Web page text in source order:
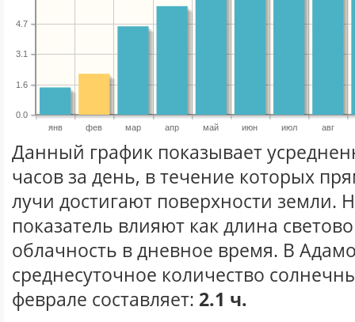
янв фев мар апр май июн июл авг
0.0
1.6
3.1
4.7
Данный график показывает
часов за день, в течение которых
лучи достигают поверхности земли.
показатель влияют как длина
облачность в дневное время. В
среднесуточное количество
феврале составляет: 2.1 ч.